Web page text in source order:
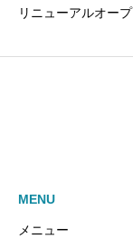
リニューアルオー
MENU
メニュー